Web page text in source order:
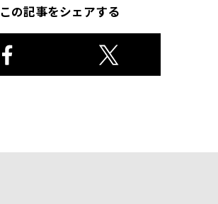
この記事をシェアする